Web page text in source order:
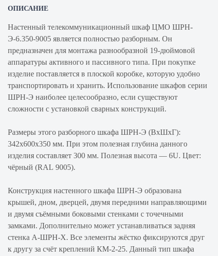
ОПИСАНИЕ
Настенный телекоммуникационный шкаф ЦМО ШРН-
Э-6.350-9005 является полностью разборным. Он
предназначен для монтажа разнообразной 19-дюймовой
аппаратуры активного и пассивного типа. При покупке
изделие поставляется в плоской коробке, которую удобно
транспортировать и хранить. Использование шкафов серии
ШРН-Э наиболее целесообразно, если существуют
сложности с установкой сварных конструкций.
Размеры этого разборного шкафа ШРН-Э (ВхШхГ):
342х600х350 мм. При этом полезная глубина данного
изделия составляет 300 мм. Полезная высота — 6U. Цвет:
чёрный (RAL 9005).
Конструкция настенного шкафа ШРН-Э образована
крышей, дном, дверцей, двумя передними направляющими
и двумя съёмными боковыми стенками с точечными
замками. Дополнительно может устанавливаться задняя
стенка А-ШРН-Х. Все элементы жёстко фиксируются друг
к другу за счёт креплений КМ-2-25. Данный тип шкафа